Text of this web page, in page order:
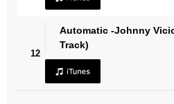
12
Automatic -Johnny
Track)